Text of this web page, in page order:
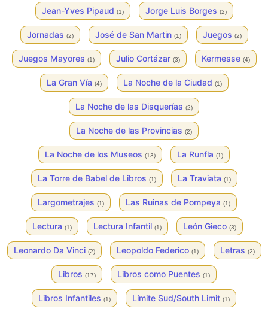
Jean-Yves Pipaud (1) Jorge Luis Borges (2)
Jornadas (2) José de San Martin (1) Juegos (2)
Juegos Mayores (1) Julio Cortázar (3) Kermesse (4)
La Gran Vía (4) La Noche de la Ciudad (1)
La Noche de las Disquerías (2)
La Noche de las Provincias (2)
La Noche de los Museos (13) La Runfla (1)
La Torre de Babel de Libros (1) La Traviata (1)
Largometrajes (1) Las Ruinas de Pompeya (1)
Lectura (1) Lectura Infantil (1) León Gieco (3)
Leonardo Da Vinci (2) Leopoldo Federico (1) Letras (2)
Libros (17) Libros como Puentes (1)
Libros Infantiles (1) Límite Sud/South Limit (1)